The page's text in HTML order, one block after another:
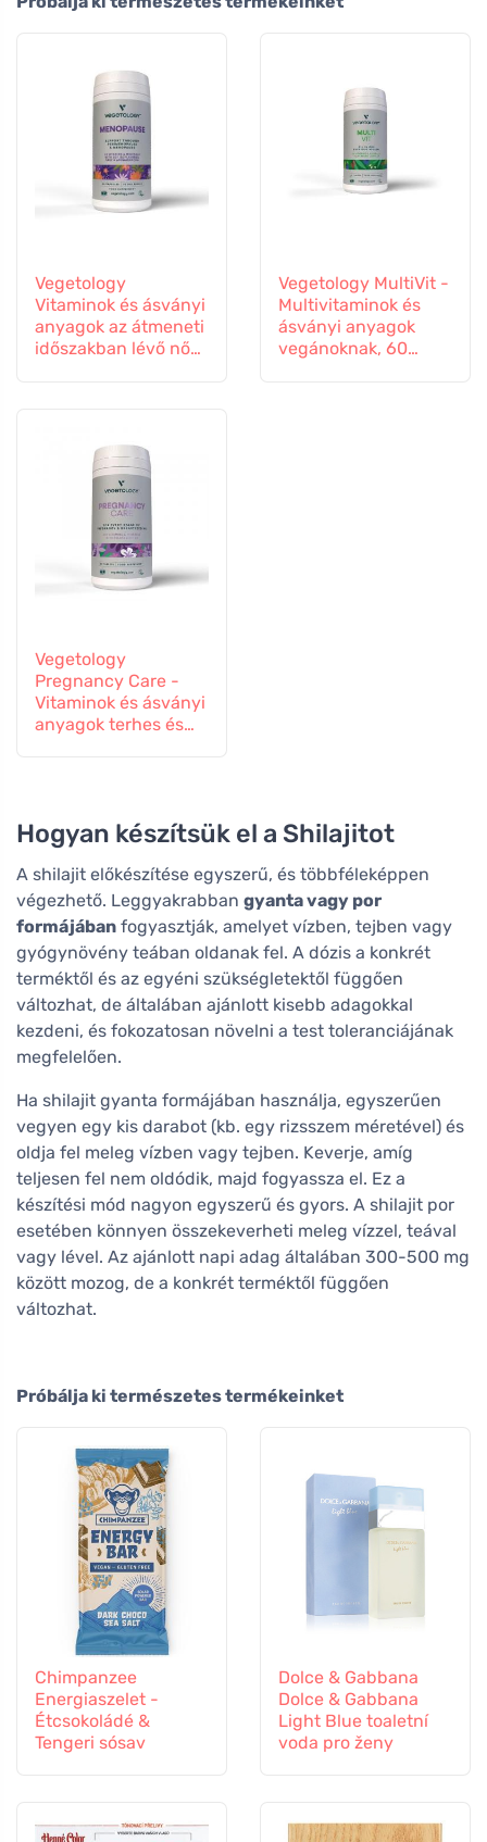
Vegetology
Vitaminok és ásványi
anyagok az átmeneti
időszakban lévő nők
Vegetology MultiVit -
Multivitaminok és
ásványi anyagok
vegánoknak, 60
Vegetology
Pregnancy Care -
Vitaminok és ásványi
anyagok terhes és
Hogyan készítsük el a Shilajitot
A shilajit előkészítése egyszerű, és többféleképpen
végezhető. Leggyakrabban gyanta vagy por
formájában fogyasztják, amelyet vízben, tejben vagy
gyógynövény teában oldanak fel. A dózis a konkrét
terméktől és az egyéni szükségletektől függően
változhat, de általában ajánlott kisebb adagokkal
kezdeni, és fokozatosan növelni a test toleranciájának
megfelelően.
Ha shilajit gyanta formájában használja, egyszerűen
vegyen egy kis darabot (kb. egy rizsszem méretével) és
oldja fel meleg vízben vagy tejben. Keverje, amíg
teljesen fel nem oldódik, majd fogyassza el. Ez a
készítési mód nagyon egyszerű és gyors. A shilajit por
esetében könnyen összekeverheti meleg vízzel, teával
vagy lével. Az ajánlott napi adag általában 300-500 mg
között mozog, de a konkrét terméktől függően
változhat.
Próbálja ki természetes termékeinket
Chimpanzee
Energiaszelet -
Étcsokoládé &
Tengeri sósav
Dolce & Gabbana
Dolce & Gabbana
Light Blue toaletní
voda pro ženy